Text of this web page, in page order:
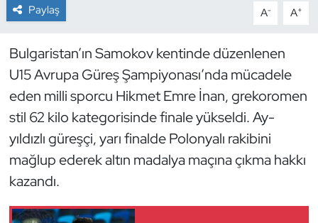
Paylaş A- A+
Bulgaristan’ın Samokov kentinde düzenlenen
U15 Avrupa Güreş Şampiyonası’nda mücadele
eden milli sporcu Hikmet Emre İnan, grekoromen
stil 62 kilo kategorisinde finale yükseldi. Ay-
yıldızlı güreşçi, yarı finalde Polonyalı rakibini
mağlup ederek altın madalya maçına çıkma hakkı
kazandı.
Dövüş Sanatı
E-Spor
Eskrim
Futbol
Futsal